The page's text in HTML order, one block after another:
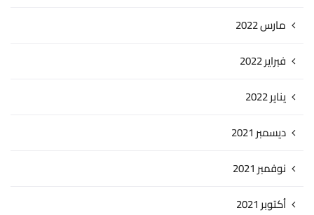
مارس 2022
فبراير 2022
يناير 2022
ديسمبر 2021
نوفمبر 2021
أكتوبر 2021